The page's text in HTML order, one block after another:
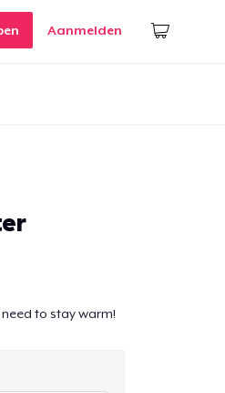
Aanmelden
to stay warm!